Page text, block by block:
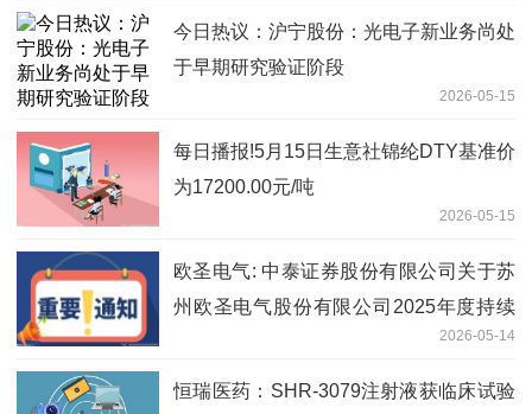
今日热议：沪宁股份：光电子新业务尚处
于早期研究验证阶段
2026-05-15
每日播报!5月15日生意社锦纶DTY基准价
为17200.00元/吨
2026-05-15
欧圣电气: 中泰证券股份有限公司关于苏
州欧圣电气股份有限公司2025年度持续
2026-05-14
恒瑞医药：SHR-3079注射液获临床试验